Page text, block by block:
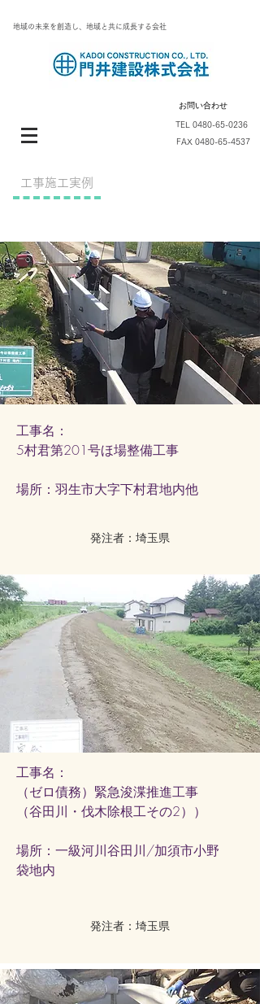
地域の未来を創造し、地域と共に成長する会社
お問い合わせ
TEL 0480-65-0236
FAX 0480-65-4537
​工事施工実例
工事名：
5村君第201号ほ場整備工事
​場所：羽生市大字下村君地内他
発注者：埼玉県
発注者：埼玉県
工事名：
（ゼロ債務）緊急浚渫推進工事
（谷田川・伐木除根工その2））
​場所：一級河川谷田川/加須市小野
袋地内